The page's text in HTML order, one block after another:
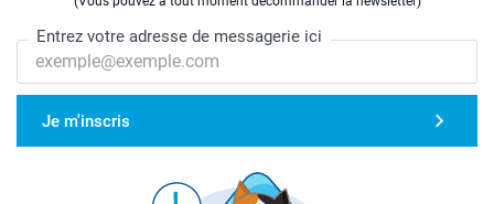
Entrez votre adresse de messagerie ici
Je m'inscris